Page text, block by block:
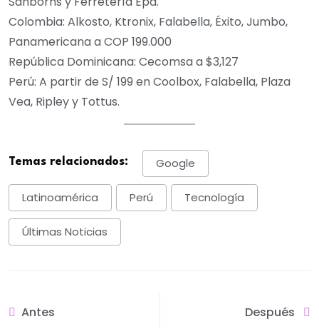
Colombia: Alkosto, Ktronix, Falabella, Éxito, Jumbo,
Panamericana a COP 199.000
República Dominicana: Cecomsa a $3,127
Perú: A partir de S/ 199 en Coolbox, Falabella, Plaza
Vea, Ripley y Tottus.
Temas relacionados: Google
Latinoamérica Perú Tecnología
Últimas Noticias
Antes Después